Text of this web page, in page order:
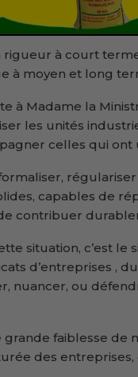
rigueur à court
à moyen et long
à Madame la
les unités
celles qui ont
capables de
contribuer
situation, c’est le
d’entreprises ,
nuancer, ou
faiblesse de
des entreprises,